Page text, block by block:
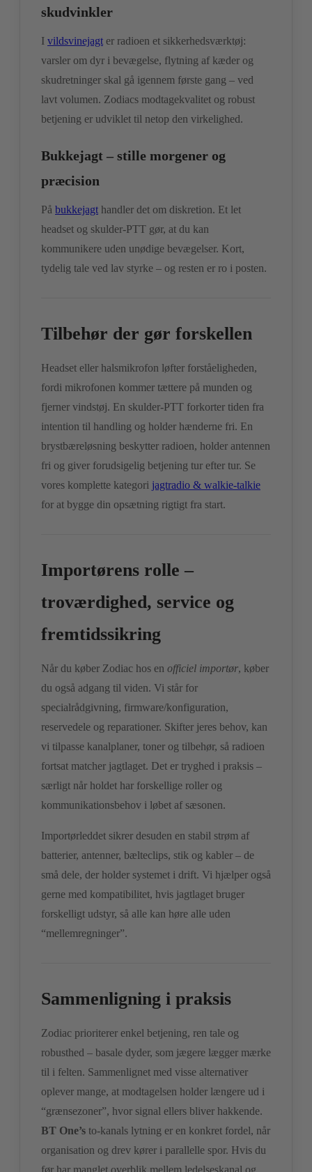
skudvinkler
I vildsvinejagt er radioen et sikkerhedsværktøj:
varsler om dyr i bevægelse, flytning af kæder og
skudretninger skal gå igennem første gang – ved
lavt volumen. Zodiacs modtagekvalitet og robust
betjening er udviklet til netop den virkelighed.
Bukkejagt – stille morgener og
præcision
På bukkejagt handler det om diskretion. Et let
headset og skulder-PTT gør, at du kan
kommunikere uden unødige bevægelser. Kort,
tydelig tale ved lav styrke – og resten er ro i posten.
Tilbehør der gør forskellen
Headset eller halsmikrofon løfter forståeligheden,
fordi mikrofonen kommer tættere på munden og
fjerner vindstøj. En skulder-PTT forkorter tiden fra
intention til handling og holder hænderne fri. En
brystbæreløsning beskytter radioen, holder antennen
fri og giver forudsigelig betjening tur efter tur. Se
vores komplette kategori jagtradio & walkie-talkie
for at bygge din opsætning rigtigt fra start.
Importørens rolle –
troværdighed, service og
fremtidssikring
Når du køber Zodiac hos en officiel importør, køber
du også adgang til viden. Vi står for
specialrådgivning, firmware/konfiguration,
reservedele og reparationer. Skifter jeres behov, kan
vi tilpasse kanalplaner, toner og tilbehør, så radioen
fortsat matcher jagtlaget. Det er tryghed i praksis –
særligt når holdet har forskellige roller og
kommunikationsbehov i løbet af sæsonen.
Importørleddet sikrer desuden en stabil strøm af
batterier, antenner, bælteclips, stik og kabler – de
små dele, der holder systemet i drift. Vi hjælper også
gerne med kompatibilitet, hvis jagtlaget bruger
forskelligt udstyr, så alle kan høre alle uden
“mellemregninger”.
Sammenligning i praksis
Zodiac prioriterer enkel betjening, ren tale og
robusthed – basale dyder, som jægere lægger mærke
til i felten. Sammenlignet med visse alternativer
oplever mange, at modtagelsen holder længere ud i
“grænsezoner”, hvor signal ellers bliver hakkende.
BT One’s to-kanals lytning er en konkret fordel, når
organisation og drev kører i parallelle spor. Hvis du
før har manglet overblik mellem ledelseskanal og